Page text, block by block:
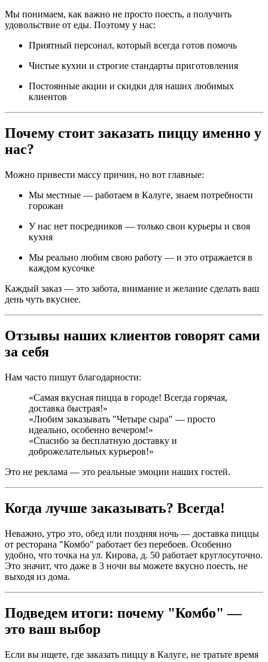
Мы понимаем, как важно не просто поесть, а получить
удовольствие от еды. Поэтому у нас:
Приятный персонал, который всегда готов помочь
Чистые кухни и строгие стандарты приготовления
Постоянные акции и скидки для наших любимых
клиентов
Почему стоит заказать пиццу именно у
нас?
Можно привести массу причин, но вот главные:
Мы местные — работаем в Калуге, знаем потребности
горожан
У нас нет посредников — только свои курьеры и своя
кухня
Мы реально любим свою работу — и это отражается в
каждом кусочке
Каждый заказ — это забота, внимание и желание сделать ваш
день чуть вкуснее.
Отзывы наших клиентов говорят сами
за себя
Нам часто пишут благодарности:
«Самая вкусная пицца в городе! Всегда горячая,
доставка быстрая!»
«Любим заказывать "Четыре сыра" — просто
идеально, особенно вечером!»
«Спасибо за бесплатную доставку и
доброжелательных курьеров!»
Это не реклама — это реальные эмоции наших гостей.
Когда лучше заказывать? Всегда!
Неважно, утро это, обед или поздняя ночь — доставка пиццы
от ресторана "Комбо" работает без перебоев. Особенно
удобно, что точка на ул. Кирова, д. 50 работает круглосуточно.
Это значит, что даже в 3 ночи вы можете вкусно поесть, не
выходя из дома.
Подведем итоги: почему "Комбо" —
это ваш выбор
Если вы ищете, где заказать пиццу в Калуге, не тратьте время